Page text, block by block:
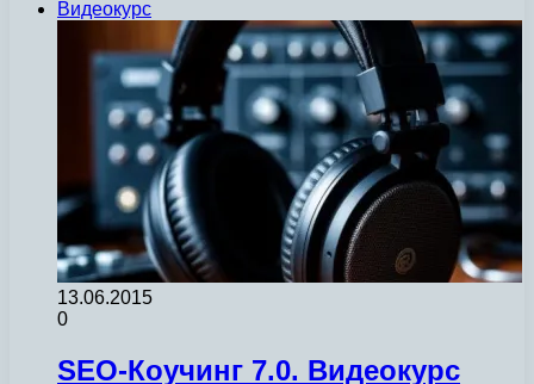
Видеокурс
13.06.2015
0
SEO-Коучинг 7.0. Видеокурс